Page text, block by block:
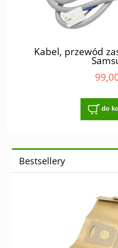
Kabel, przewód
do
Bestsellery